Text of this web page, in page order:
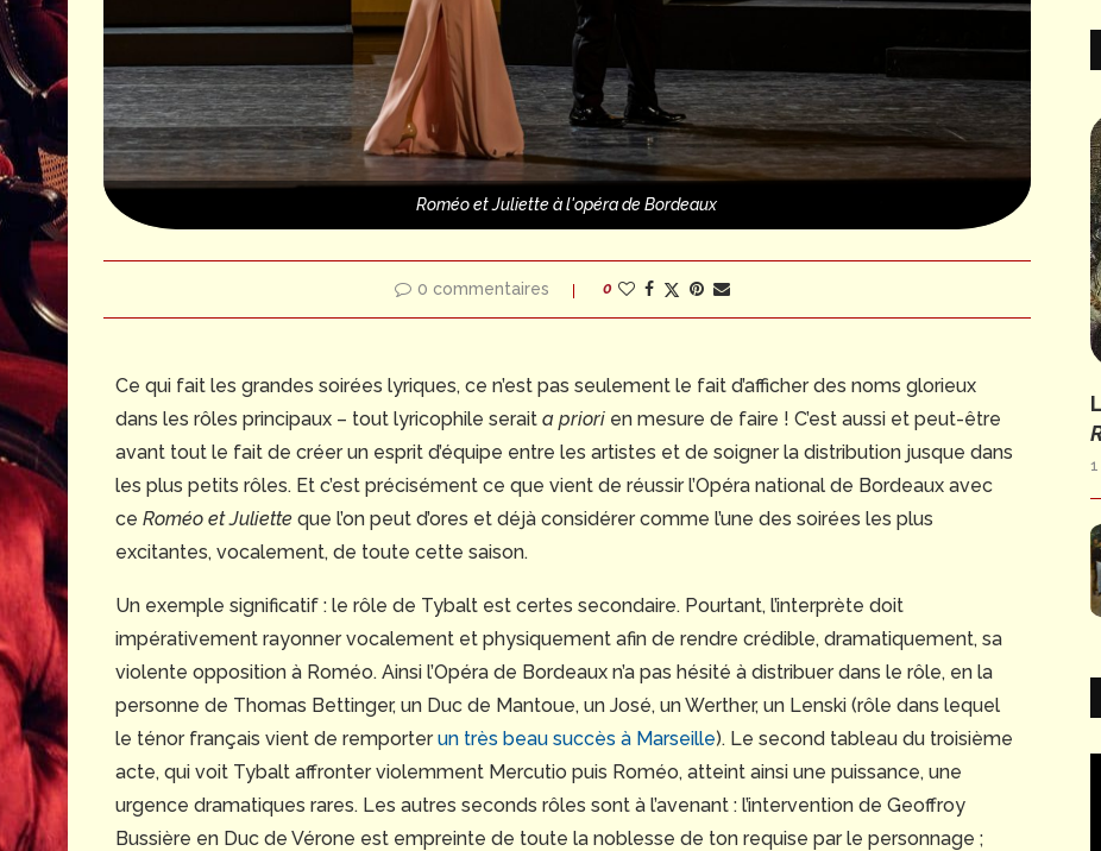
Roméo et Juliette à l'opéra de Bordeaux
0 commentaires 0
Ce qui fait les grandes soirées lyriques, ce n’est pas seulement le fait d’afficher des noms glorieux
dans les rôles principaux – tout lyricophile serait a priori en mesure de faire ! C’est aussi et peut-être
avant tout le fait de créer un esprit d’équipe entre les artistes et de soigner la distribution jusque dans
les plus petits rôles. Et c’est précisément ce que vient de réussir l’Opéra national de Bordeaux avec
ce Roméo et Juliette que l’on peut d’ores et déjà considérer comme l’une des soirées les plus
excitantes, vocalement, de toute cette saison.
Un exemple significatif : le rôle de Tybalt est certes secondaire. Pourtant, l’interprète doit
impérativement rayonner vocalement et physiquement afin de rendre crédible, dramatiquement, sa
violente opposition à Roméo. Ainsi l’Opéra de Bordeaux n’a pas hésité à distribuer dans le rôle, en la
personne de Thomas Bettinger, un Duc de Mantoue, un José, un Werther, un Lenski (rôle dans lequel
le ténor français vient de remporterun très beau succès à Marseille). Le second tableau du troisième
acte, qui voit Tybalt affronter violemment Mercutio puis Roméo, atteint ainsi une puissance, une
urgence dramatiques rares. Les autres seconds rôles sont à l’avenant : l’intervention de Geoffroy
Bussière en Duc de Vérone est empreinte de toute la noblesse de ton requise par le personnage ;